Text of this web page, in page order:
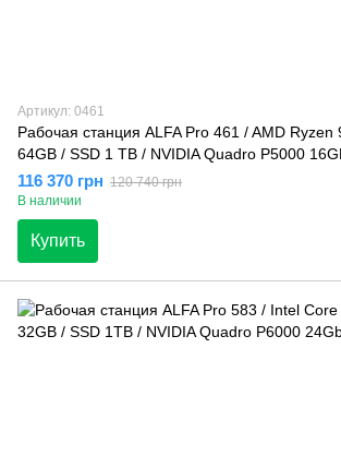
Артикул: 0461
Рабочая станция ALFA Pro 461 / AMD Ryzen
64GB / SSD 1 TB / NVIDIA Quadro P5000
116 370 грн 120 740 грн
В наличии
Купить